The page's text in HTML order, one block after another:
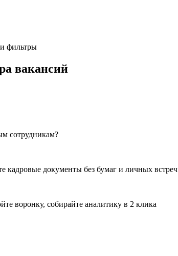
фильтры
вакансий
сотрудникам?
кадровые документы без бумаг и личных встреч
воронку, собирайте аналитику в 2 клика